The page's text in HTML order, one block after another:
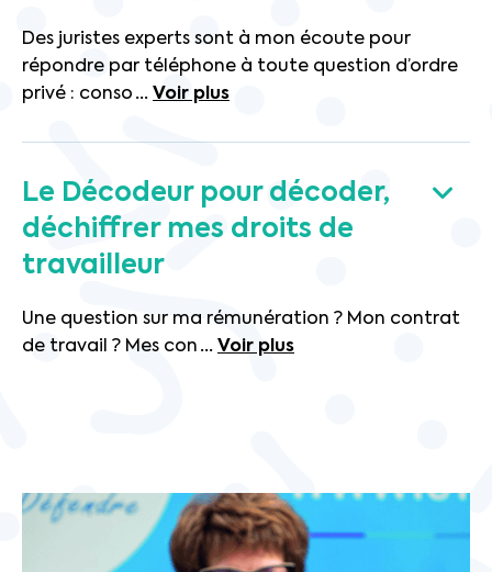
Des juristes experts sont à mon écoute pour
répondre par téléphone à toute question d’ordre
privé : conso ... Voir plus
Le Décodeur pour décoder,
déchiffrer mes droits de
travailleur
Une question sur ma rémunération ? Mon contrat
de travail ? Mes con ... Voir plus